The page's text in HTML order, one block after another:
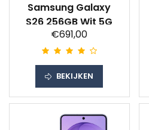
Samsung Galaxy
S26 256GB Wit 5G
€691,00
BEKIJKEN